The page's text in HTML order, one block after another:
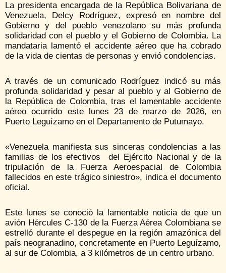
La presidenta encargada de la República Bolivariana de
Venezuela, Delcy Rodríguez, expresó en nombre del
Gobierno y del pueblo venezolano su más profunda
solidaridad con el pueblo y el Gobierno de Colombia. La
mandataria lamentó el accidente aéreo que ha cobrado
de la vida de cientas de personas y envió condolencias.
A través de un comunicado Rodríguez indicó su más
profunda solidaridad y pesar al pueblo y al Gobierno de
la República de Colombia, tras el lamentable accidente
aéreo ocurrido este lunes 23 de marzo de 2026, en
Puerto Leguízamo en el Departamento de Putumayo.
«Venezuela manifiesta sus sinceras condolencias a las
familias de los efectivos del Ejército Nacional y de la
tripulación de la Fuerza Aeroespacial de Colombia
fallecidos en este trágico siniestro», indica el documento
oficial.
Este lunes se conoció la lamentable noticia de que un
avión Hércules C-130 de la Fuerza Aérea Colombiana se
estrelló durante el despegue en la región amazónica del
país neogranadino, concretamente en Puerto Leguízamo,
al sur de Colombia, a 3 kilómetros de un centro urbano.